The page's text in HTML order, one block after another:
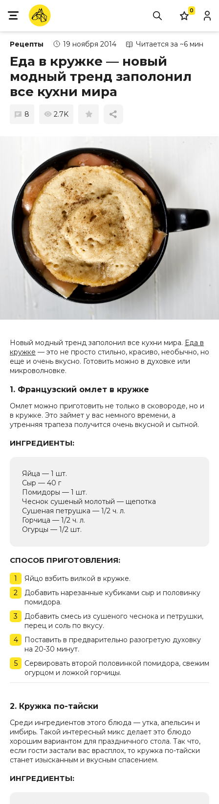
0
Рецепты 19 ноября 2014 Читается за ~6 мин
Еда в кружке — новый
модный тренд заполонил
все кухни мира
8 2.7K
Новый модный тренд заполонил все кухни мира. Еда в
кружке — это не просто стильно, красиво, необычно, но
еще и очень вкусно. Готовить можно в духовке или
микроволновке.
1. Французский омлет в кружке
Омлет можно приготовить не только в сковороде, но и
в кружке. Это займет у вас немного времени, а
утренняя трапеза получится очень вкусной и сытной.
ИНГРЕДИЕНТЫ:
Яйца — 1 шт.
Сыр — 40 г
Помидоры — 1 шт.
Чеснок сушеный молотый — щепотка
Сушеная петрушка — 1/2 ч. л.
Горчица — 1/2 ч. л.
Огурцы — 1/2 шт.
СПОСОБ ПРИГОТОВЛЕНИЯ:
Яйцо взбить вилкой в кружке.
Добавить нарезанные кубиками сыр и половинку
помидора.
Добавить смесь из сушеного чеснока и петрушки,
перец и соль по вкусу.
Поставить в предварительно разогретую духовку
на 20-30 минут.
Сервировать второй половинкой помидора, свежим
огурцом и ложкой горчицы.
2. Кружка по-тайски
Среди ингредиентов этого блюда — утка, апельсин и
имбирь. Такой интересный микс делает это блюдо
хорошим вариантом для праздничного стола. Так что,
если гости застали вас врасплох, то кружка по-тайски
станет изысканным и вкусным спасением.
ИНГРЕДИЕНТЫ: